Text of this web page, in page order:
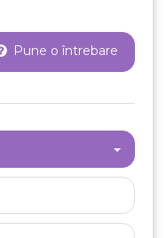
Pune o întrebare